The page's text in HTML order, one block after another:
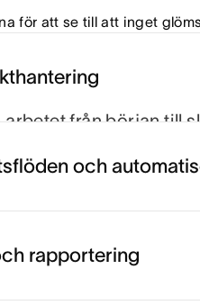
för att se till att inget
arbetet från början till
kan du
och
rapportering